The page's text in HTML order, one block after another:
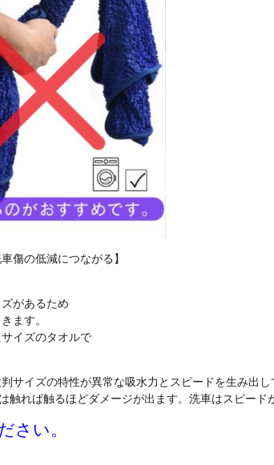
傷の低減につながる】
があるため
ます。
イズのタオルで
サイズの特性が異常な吸水力とスピードを生み出
れば触るほどダメージが出ます。洗車はスピード
さい。